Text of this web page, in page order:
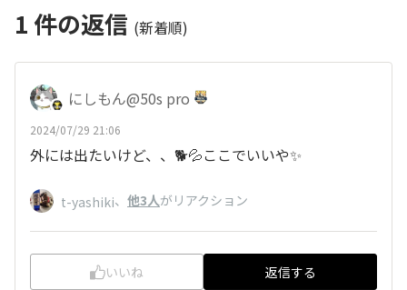
1 件の返信 (新着順)
にしもん@50s pro
2024/07/29 21:06
外には出たいけど、、🐕️💦ここでいいや✨
t-yashiki、 他3人がリアクション
いいね 返信する